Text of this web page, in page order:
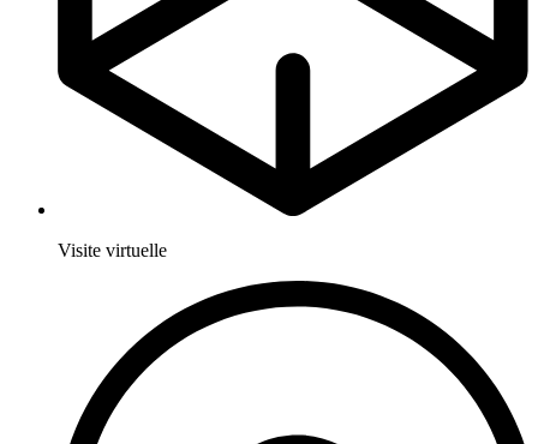
Visite virtuelle